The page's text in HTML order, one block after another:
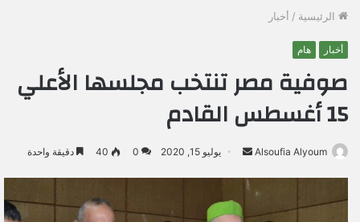
الرئيسية / أخبار
أخبار هام
صوفية مصر تنتخب مجلسها الأعلي
15 أغسطس القادم
Alsoufia Alyoum
ل
يوليو 15, 2020 0
40 دقيقة واحدة